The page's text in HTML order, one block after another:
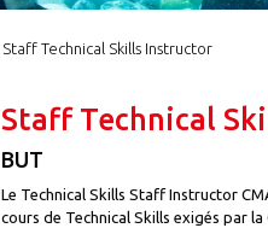
Staff Technical Skills Instructor
Staff Technical
BUT
Le Technical Skills Staff Instructor
cours de Technical Skills exigés par la